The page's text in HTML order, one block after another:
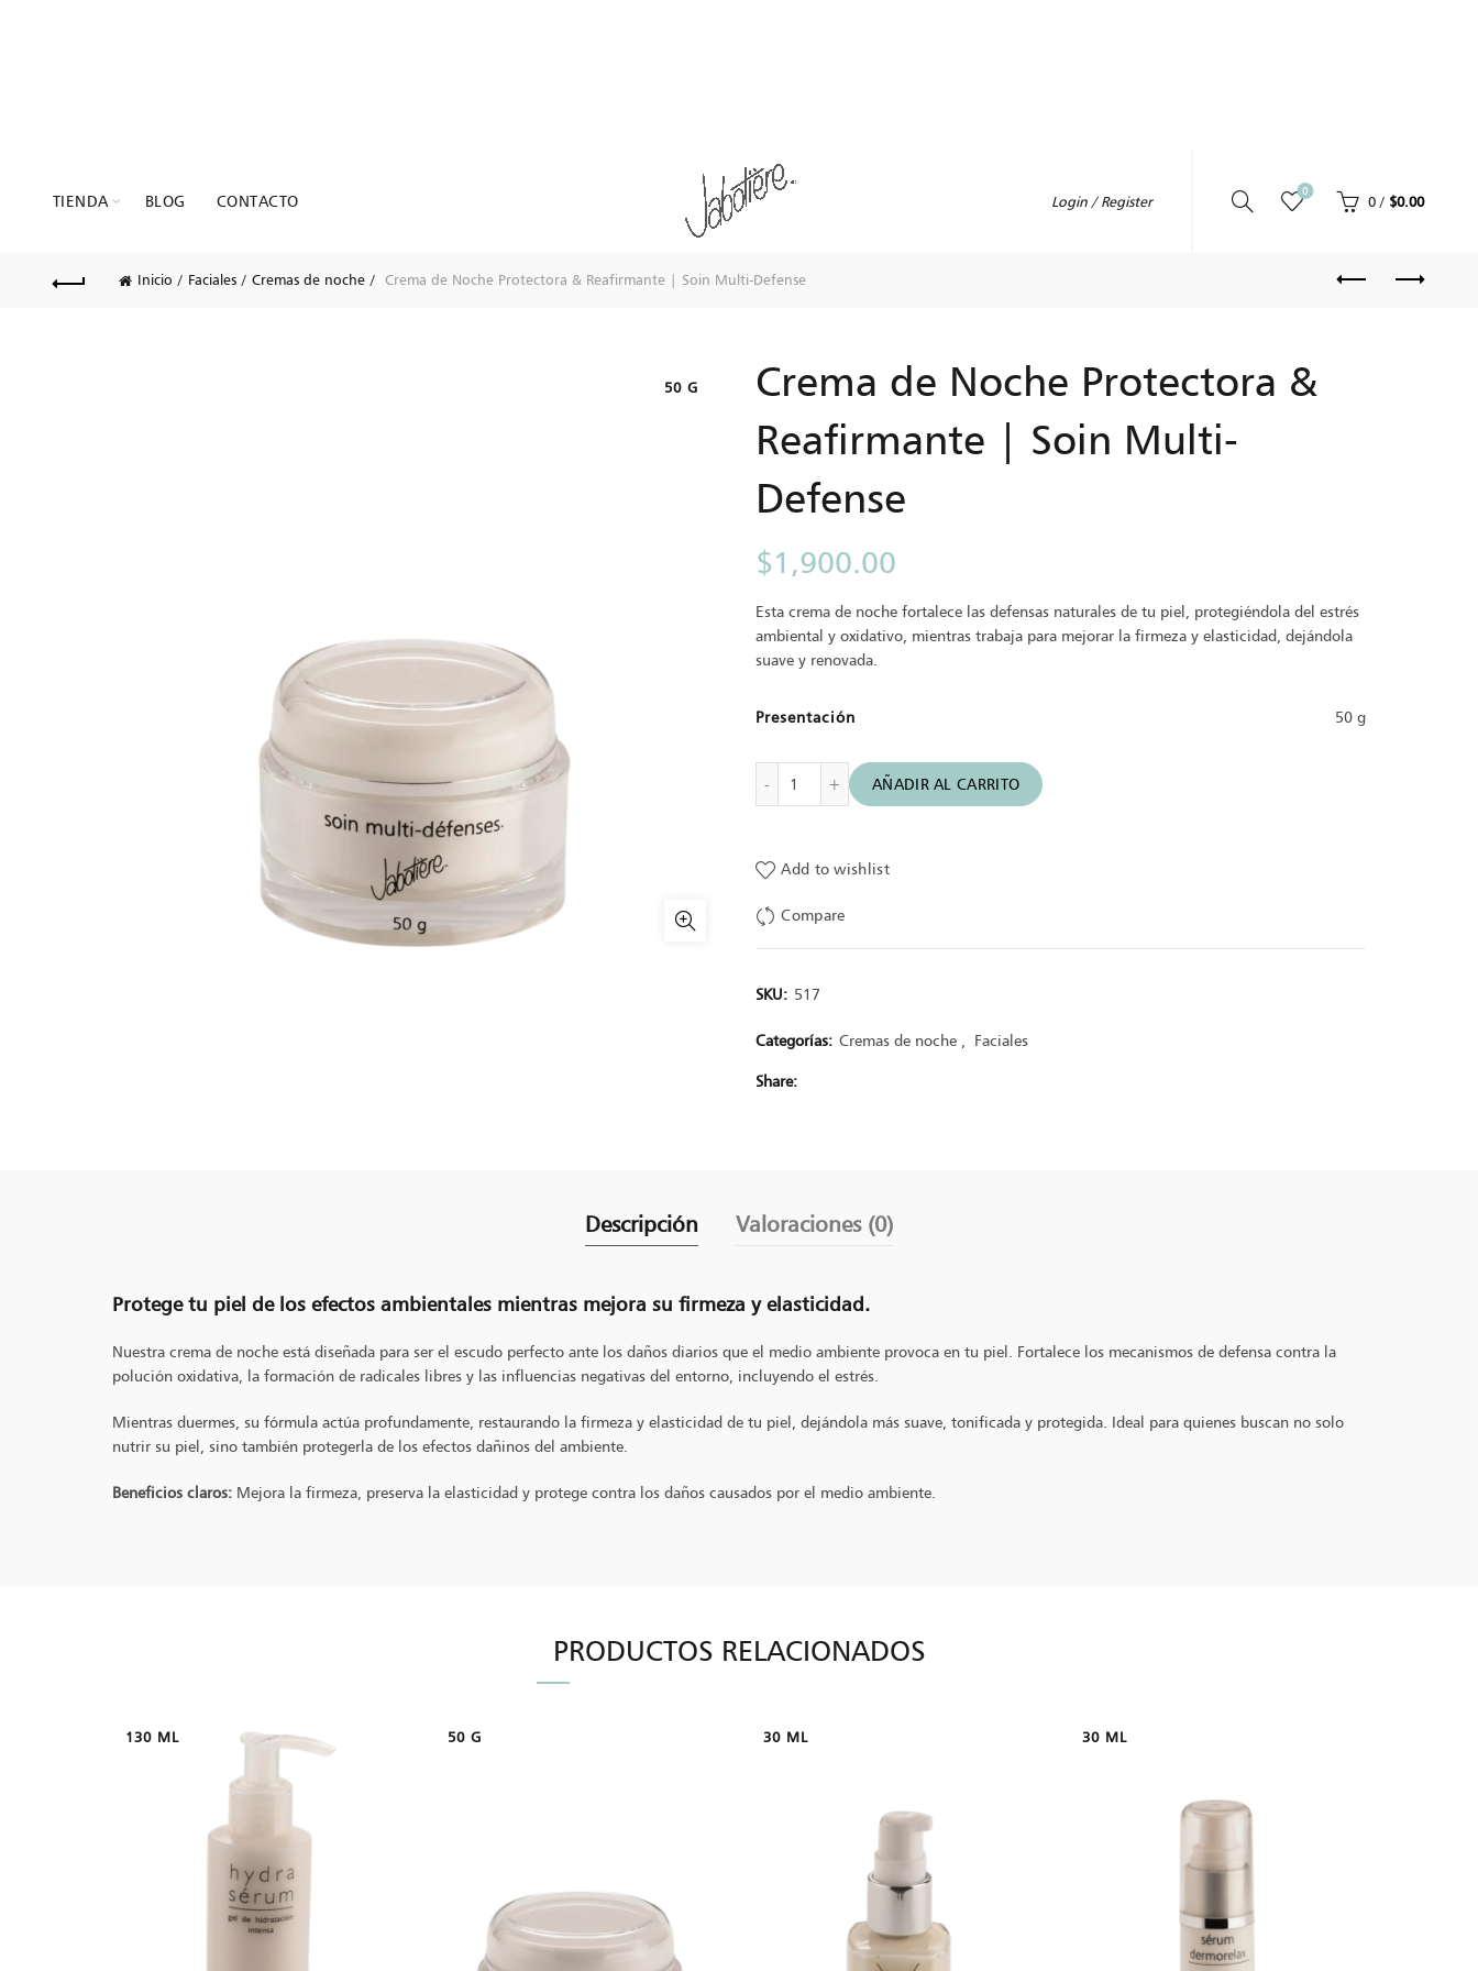
TIENDA BLOG CONTACTO Login / Register
0
0 / $0.00
Inicio Faciales Cremas de noche Crema de Noche Protectora & Reafirmante | Soin Multi-Defense
50 G
Crema de Noche Protectora &
Reafirmante | Soin Multi-
Defense
$1,900.00
Esta crema de noche fortalece las defensas naturales de tu piel, protegiéndola del estrés
ambiental y oxidativo, mientras trabaja para mejorar la firmeza y elasticidad, dejándola
suave y renovada.
Presentación 50 g
Crema de Noche Protectora & Reafirmante | Soin Multi-Defense cantidad
AÑADIR AL CARRITO
Add to wishlist
Compare
SKU: 517
Categorías: Cremas de noche Faciales
Share
Descripción Valoraciones (0)
Protege tu piel de los efectos ambientales mientras mejora su firmeza y elasticidad.
Nuestra crema de noche está diseñada para ser el escudo perfecto ante los daños diarios que el medio ambiente provoca en tu piel. Fortalece los mecanismos de defensa contra la
polución oxidativa, la formación de radicales libres y las influencias negativas del entorno, incluyendo el estrés.
Mientras duermes, su fórmula actúa profundamente, restaurando la firmeza y elasticidad de tu piel, dejándola más suave, tonificada y protegida. Ideal para quienes buscan no solo
nutrir su piel, sino también protegerla de los efectos dañinos del ambiente.
Beneficios claros: Mejora la firmeza, preserva la elasticidad y protege contra los daños causados por el medio ambiente.
PRODUCTOS RELACIONADOS
130 ML 50 G 30 ML 30 ML